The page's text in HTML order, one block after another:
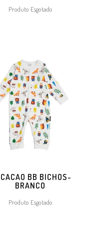
Produto Esgotado
BB BICHOS-
BRANCO
Produto Esgotado